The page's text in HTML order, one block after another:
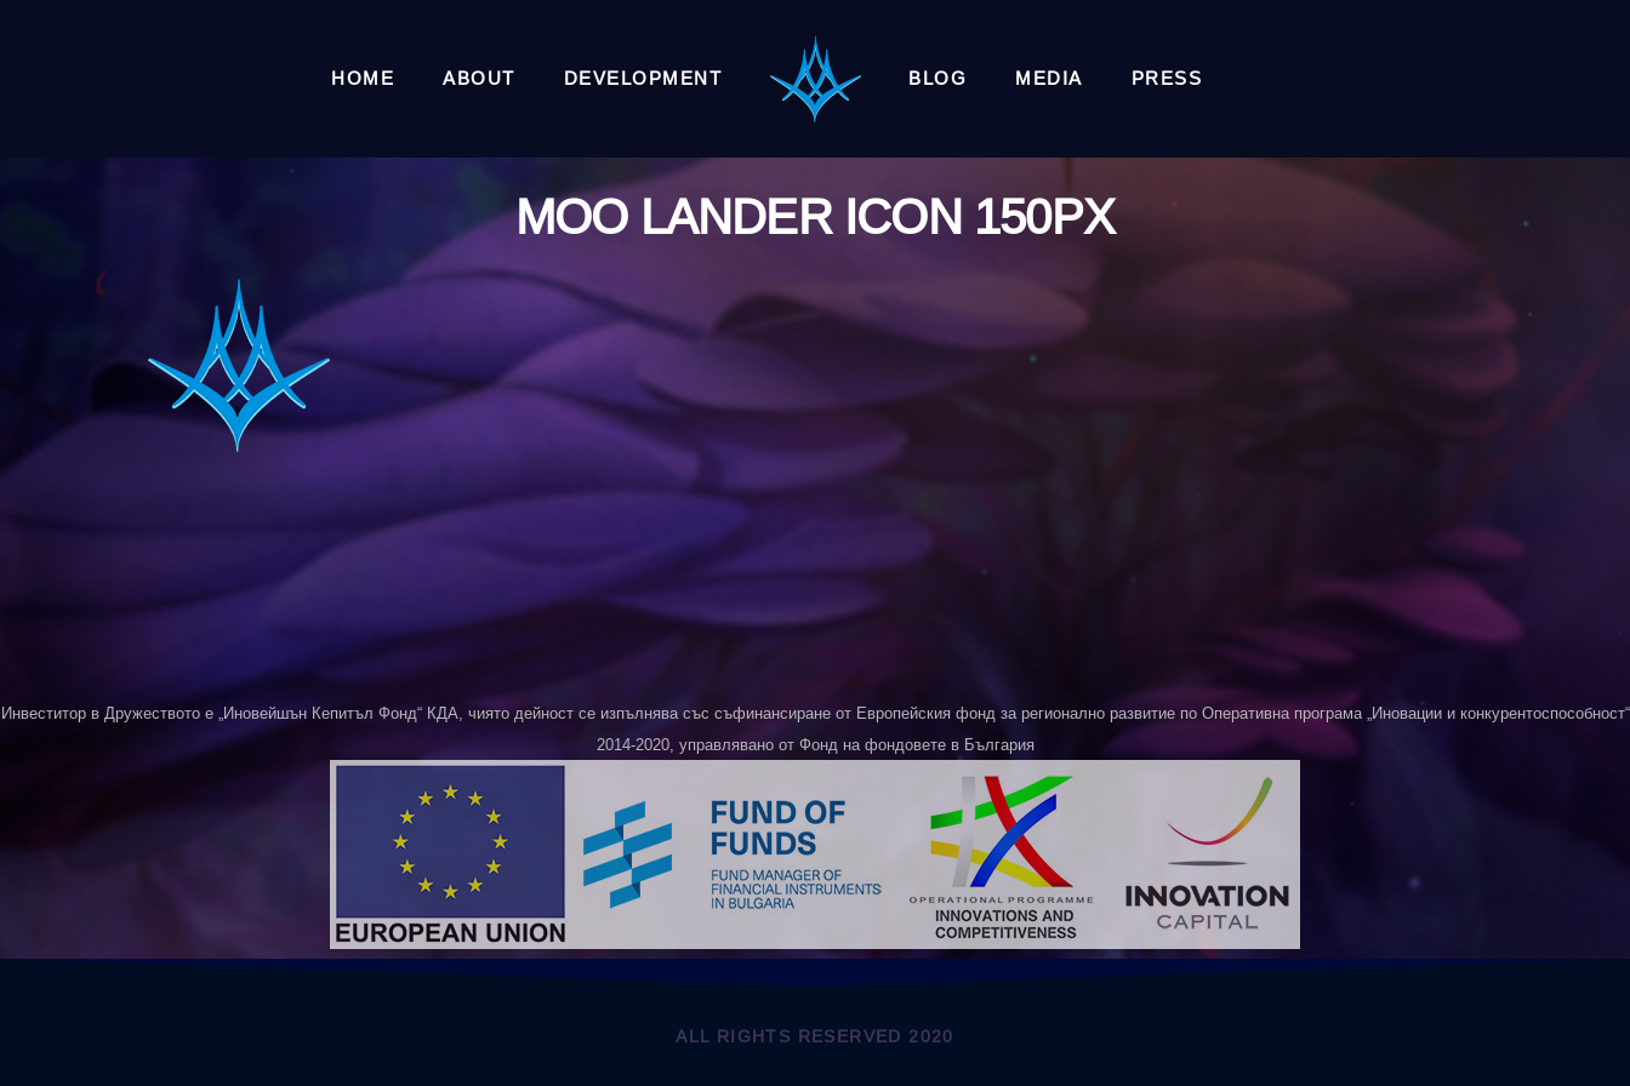
HOME ABOUT DEVELOPMENT BLOG MEDIA PRESS
MOO LANDER ICON 150PX
Инвеститор в Дружеството е „Иновейшън Кепитъл Фонд“ КДА, чиято дейност се изпълнява със съфинансиране от Европейския фонд за регионално развитие по Оперативна програма „Иновации и конкурентоспособност“
2014-2020, управлявано от Фонд на фондовете в България
ALL RIGHTS RESERVED 2020